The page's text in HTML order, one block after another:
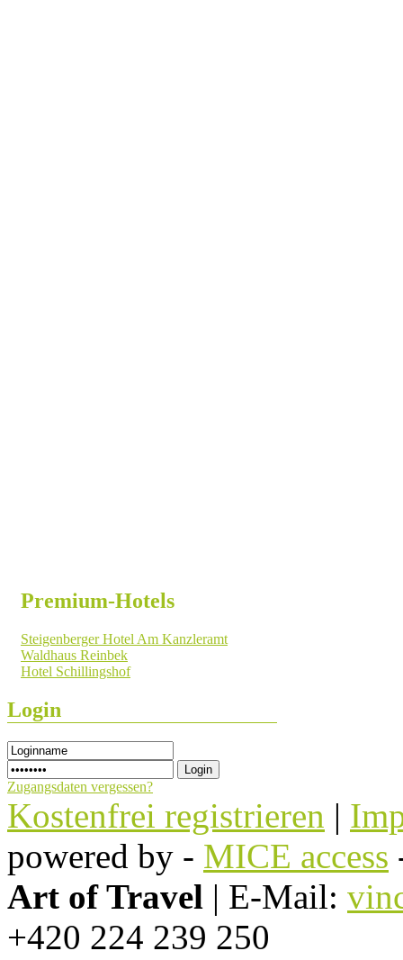
Premium-Hotels
Steigenberger Hotel Am Kanzleramt
Waldhaus Reinbek
Hotel Schillingshof
Login
Zugangsdaten vergessen?
Kostenfrei registrieren |
powered by - MICE access
Art of Travel | E-Mail:
+420 224 239 250